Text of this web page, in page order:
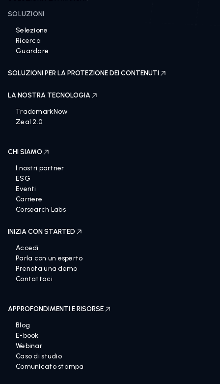
SOLUZIONI
Selezione
Ricerca
Guardare
SOLUZIONI PER LA PROTEZIONE DEI CONTENUTI
LA NOSTRA TECNOLOGIA
TrademarkNow
Zeal 2.0
CHI SIAMO
I nostri partner
ESG
Eventi
Carriere
Corsearch Labs
INIZIA CON STARTED
Accedi
Parla con un esperto
Prenota una demo
Contattaci
APPROFONDIMENTI E RISORSE
Blog
E-book
Webinar
Caso di studio
Comunicato stampa